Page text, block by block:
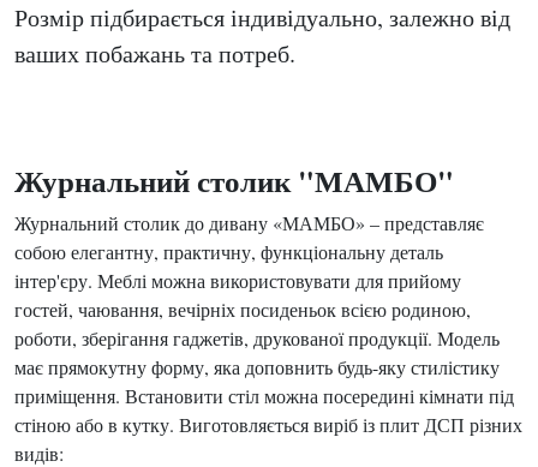
Розмір підбирається індивідуально, залежно від
ваших побажань та потреб.
Журнальний столик "МАМБО"
Журнальний столик до дивану «МАМБО» – представляє
собою елегантну, практичну, функціональну деталь
інтер'єру. Меблі можна використовувати для прийому
гостей, чаювання, вечірніх посиденьок всією родиною,
роботи, зберігання гаджетів, друкованої продукції. Модель
має прямокутну форму, яка доповнить будь-яку стилістику
приміщення. Встановити стіл можна посередині кімнати під
стіною або в кутку. Виготовляється виріб із плит ДСП різних
видів: